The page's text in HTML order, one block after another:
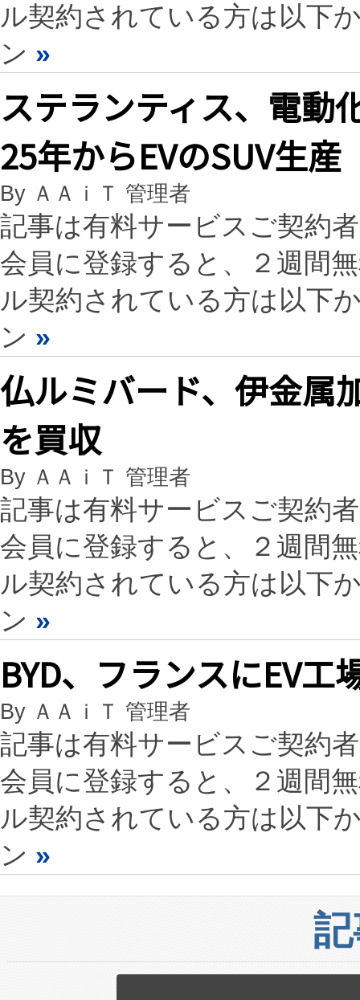
ル契約されている方は以下
ン »
ステランティス、電
25年からEVのSUV生産
By ＡＡｉＴ 管理者
記事は有料サービスご契約
会員に登録すると、２週間
ル契約されている方は以下
ン »
仏ルミバード、伊金属
を買収
By ＡＡｉＴ 管理者
記事は有料サービスご契約
会員に登録すると、２週間
ル契約されている方は以下
ン »
BYD、フランスにEV
By ＡＡｉＴ 管理者
記事は有料サービスご契約
会員に登録すると、２週間
ル契約されている方は以下
ン »